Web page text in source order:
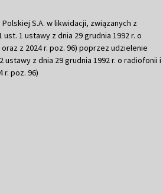
S.A. w likwidacji, związanych z
1 ustawy z dnia 29 grudnia 1992 r. o
z 2024 r. poz. 96) poprzez udzielenie
z dnia 29 grudnia 1992 r. o radiofonii i
r. poz. 96)